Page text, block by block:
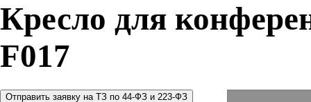
Кресло для
F017